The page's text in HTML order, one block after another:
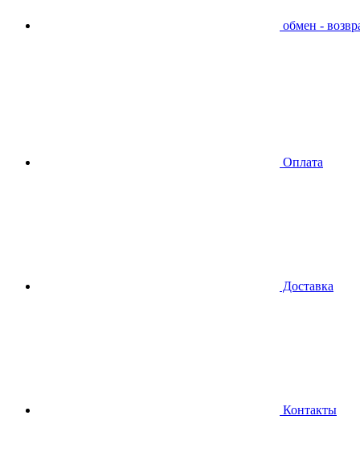
обмен -
Оплата
Доставка
Контакты